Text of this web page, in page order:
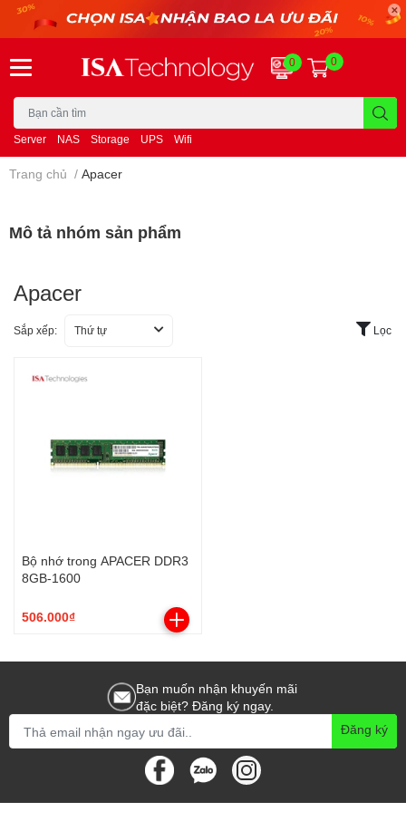
Server NAS Storage UPS Wifi
0 0
Trang chủ / Apacer
Mô tả nhóm sản phẩm
Apacer
Sắp xếp: Thứ tự Lọc
Bộ nhớ trong APACER DDR3
8GB-1600
506.000₫
Bạn muốn nhận khuyến mãi
đặc biệt? Đăng ký ngay.
Đăng ký